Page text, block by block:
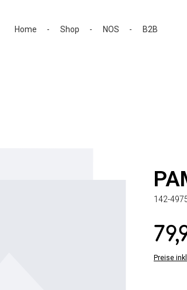
Home
Shop NOS B2B
142-
Preise